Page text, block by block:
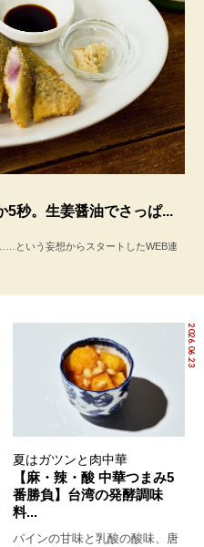
5秒。生姜醤油でさっぱ...
という妄想からスタートしたWEB連
2026.06.23
夏はガツンと肉中華
【麻・辣・酸 中華つまみ5
番勝負】台湾の発酵調味
料...
パインの甘味と乳酸の酸味、唐